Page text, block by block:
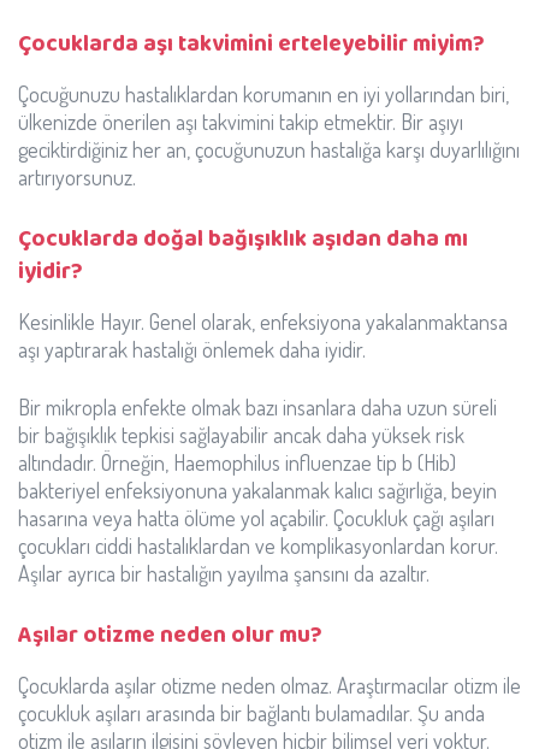
Çocuklarda aşı takvimini erteleyebilir miyim?
Çocuğunuzu hastalıklardan korumanın en iyi yollarından biri,
ülkenizde önerilen aşı takvimini takip etmektir. Bir aşıyı
geciktirdiğiniz her an, çocuğunuzun hastalığa karşı duyarlılığını
artırıyorsunuz.
Çocuklarda doğal bağışıklık aşıdan daha mı
iyidir?
Kesinlikle Hayır. Genel olarak, enfeksiyona yakalanmaktansa
aşı yaptırarak hastalığı önlemek daha iyidir.
Bir mikropla enfekte olmak bazı insanlara daha uzun süreli
bir bağışıklık tepkisi sağlayabilir ancak daha yüksek risk
altındadır. Örneğin, Haemophilus influenzae tip b (Hib)
bakteriyel enfeksiyonuna yakalanmak kalıcı sağırlığa, beyin
hasarına veya hatta ölüme yol açabilir. Çocukluk çağı aşıları
çocukları ciddi hastalıklardan ve komplikasyonlardan korur.
Aşılar ayrıca bir hastalığın yayılma şansını da azaltır.
Aşılar otizme neden olur mu?
Çocuklarda aşılar otizme neden olmaz. Araştırmacılar otizm ile
çocukluk aşıları arasında bir bağlantı bulamadılar. Şu anda
otizm ile aşıların ilgisini söyleyen hiçbir bilimsel veri yoktur.